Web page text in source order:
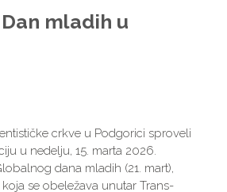
mladih u
crkve u Podgorici sproveli
u nedelju, 15. marta 2026.
dana mladih (21. mart),
se obeležava unutar Trans-